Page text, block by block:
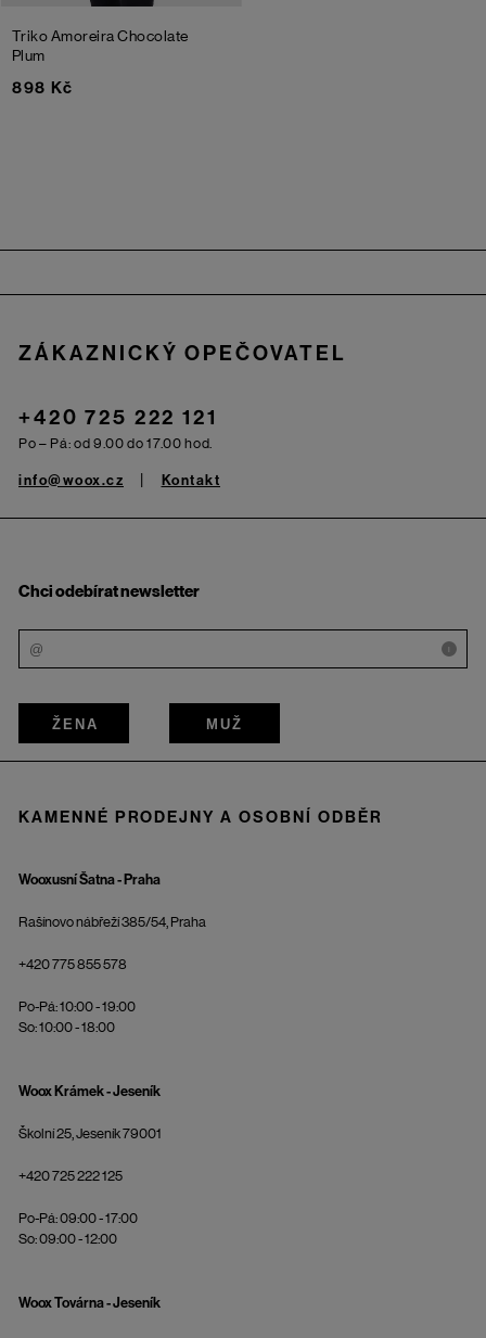
Triko AmoreiraChocolate
Plum
898 Kč
ZÁKAZNICKÝ OPEČOVATEL
+420 725 222 121
Po – Pá: od 9.00 do 17.00 hod.
info@woox.cz Kontakt
Chci odebírat newsletter
i
ŽENA MUŽ
KAMENNÉ PRODEJNY A OSOBNÍ ODBĚR
Wooxusní Šatna - Praha
Rašínovo nábřeží 385/54, Praha
+420 775 855 578
Po-Pá: 10:00 - 19:00
So: 10:00 - 18:00
Woox Krámek - Jeseník
Školní 25, Jeseník 79001
+420 725 222 125
Po-Pá: 09:00 - 17:00
So: 09:00 - 12:00
Woox Továrna - Jeseník